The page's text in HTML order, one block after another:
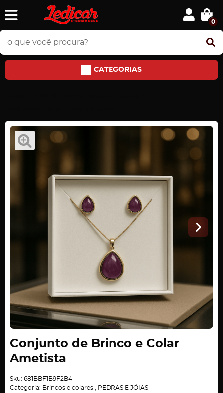
0
CATEGORIAS
Conjunto de Brinco e Colar
Ametista
Sku: 681BBF1B9F2B4
Categoria: Brincos e colares
PEDRAS E JÓIAS